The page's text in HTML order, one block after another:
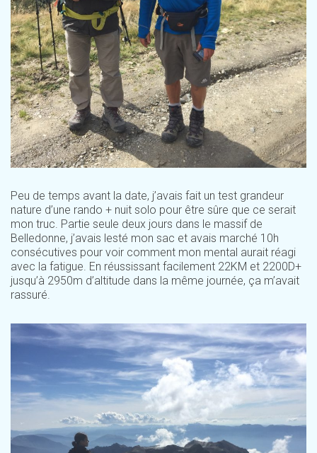
Peu de temps avant la date, j’avais fait un test grandeur
nature d’une rando + nuit solo pour être sûre que ce serait
mon truc. Partie seule deux jours dans le massif de
Belledonne, j’avais lesté mon sac et avais marché 10h
consécutives pour voir comment mon mental aurait réagi
avec la fatigue. En réussissant facilement 22KM et 2200D+
jusqu’à 2950m d’altitude dans la même journée, ça m’avait
rassuré.